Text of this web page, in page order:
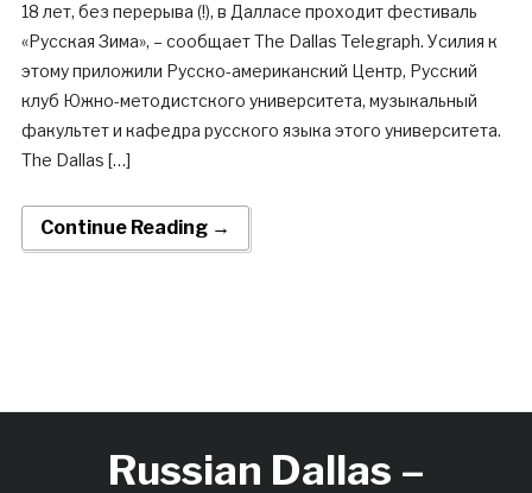
18 лет, без перерыва (!), в Далласе проходит фестиваль
«Русская Зима», – сообщает The Dallas Telegraph. Усилия к
этому приложили Русско-американский Центр, Русский
клуб Южно-методистского университета, музыкальный
факультет и кафедра русского языка этого университета.
The Dallas […]
Continue Reading →
Russian Dallas –